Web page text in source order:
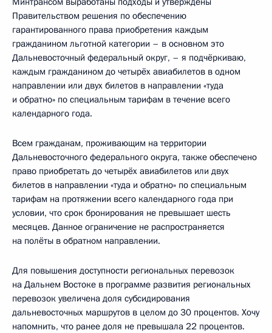
Правительством решения по обеспечению
гарантированного права приобретения каждым
гражданином льготной категории – в основном это
Дальневосточный федеральный округ, – я подчёркиваю,
каждым гражданином до четырёх авиабилетов в одном
направлении или двух билетов в направлении «туда
и обратно» по специальным тарифам в течение всего
календарного года.
Всем гражданам, проживающим на территории
Дальневосточного федерального округа, также обеспечено
право приобретать до четырёх авиабилетов или двух
билетов в направлении «туда и обратно» по специальным
тарифам на протяжении всего календарного года при
условии, что срок бронирования не превышает шесть
месяцев. Данное ограничение не распространяется
на полёты в обратном направлении.
Для повышения доступности региональных перевозок
на Дальнем Востоке в программе развития региональных
перевозок увеличена доля субсидирования
дальневосточных маршрутов в целом до 30 процентов. Хочу
напомнить, что ранее доля не превышала 22 процентов.